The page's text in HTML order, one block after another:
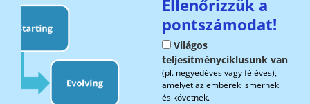
Ellenőrizzük a
pontszámodat!
Világos
teljesítményciklusunk van
(pl. negyedéves vagy féléves),
amelyet az emberek ismernek
és követnek.